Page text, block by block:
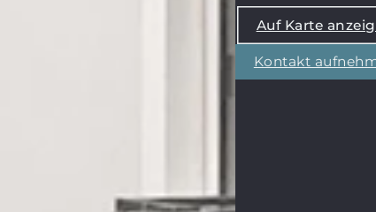
Auf Karte
Kontakt